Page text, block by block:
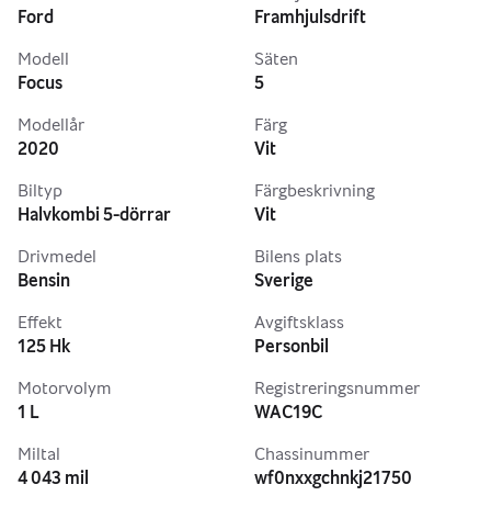
Ford
Modell
Focus
Modellår
2020
Biltyp
Halvkombi 5-dörrar
Drivmedel
Bensin
Effekt
125 Hk
Motorvolym
1 L
Miltal
4 043 mil
Framhjulsdrift
Säten
5
Färg
Vit
Färgbeskrivning
Vit
Bilens plats
Sverige
Avgiftsklass
Personbil
Registreringsnummer
WAC19C
Chassinummer
wf0nxxgchnkj21750